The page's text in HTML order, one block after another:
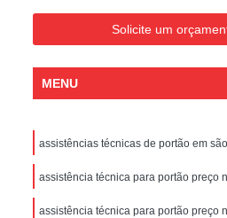
Conserto de Portão em São
Conserto de Portões Basculantes
de Portão Automático
Instalação de Portão
Eletrônico Basculante
Solicite um
MENU
assistências técnicas de portão em
assistência técnica para portão preço
assistência técnica para portão preço